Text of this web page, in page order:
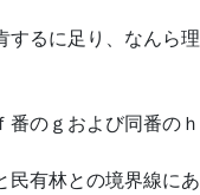
するに足り、なんら理
のｇおよび同番のｈ
民有林との境界線にあ